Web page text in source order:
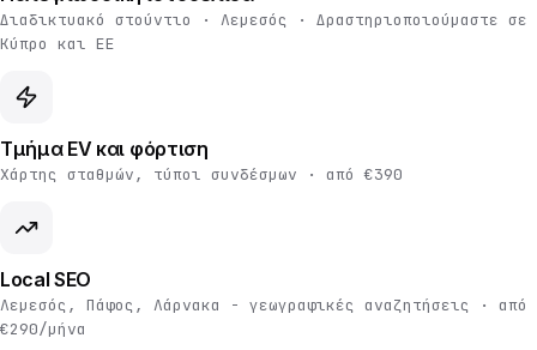
Διαδικτυακό στούντιο · Λεμεσός · Δραστηριοποιούμαστε σε
Κύπρο και ΕΕ
Τμήμα EV και φόρτιση
Χάρτης σταθμών, τύποι συνδέσμων · από €390
Local SEO
Λεμεσός, Πάφος, Λάρνακα - γεωγραφικές αναζητήσεις · από
€290/μήνα